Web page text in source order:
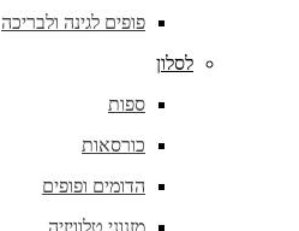
פופים לגינה ולבריכה
לסלון
ספות
כורסאות
הדומים ופופים